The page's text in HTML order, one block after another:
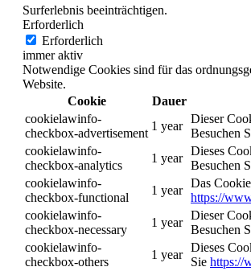
Surferlebnis beeinträchtigen.
Erforderlich
Erforderlich
immer aktiv
Notwendige Cookies sind für das
Website.
Cookie
Dauer
cookielawinfo-
checkbox-advertisement
1 year
Dieser
Besuchen
cookielawinfo-
checkbox-analytics
1 year
Dieses
Besuchen
cookielawinfo-
checkbox-functional
1 year
Das
https://
cookielawinfo-
checkbox-necessary
1 year
Dieser
Besuchen
cookielawinfo-
checkbox-others
1 year
Dieses
Sie https://